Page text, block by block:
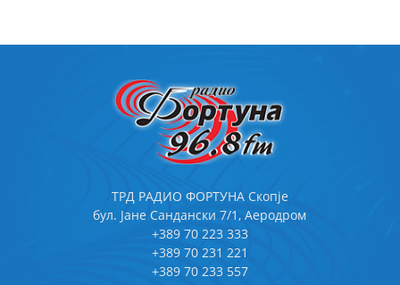
ТРД РАДИО ФОРТУНА Скопје
бул. Јане Сандански 7/1, Аеродром
+389 70 223 333
+389 70 231 221
+389 70 233 557